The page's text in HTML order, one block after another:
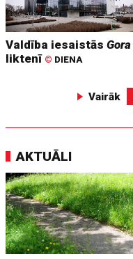
Valdība iesaistāsGora
liktenī © DIENA
Vairāk
AKTUĀLI